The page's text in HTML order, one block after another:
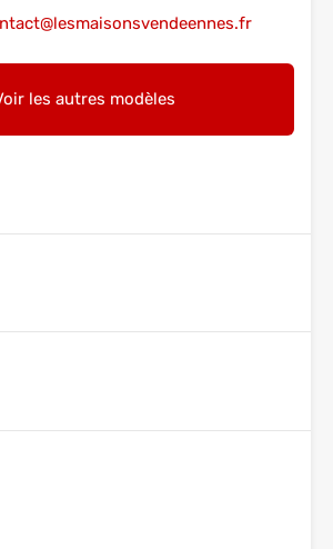
les autres modèles